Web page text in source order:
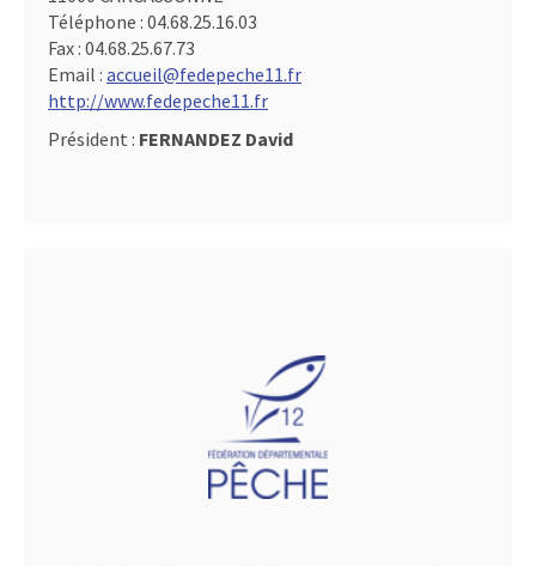
Téléphone : 04.68.25.16.03
Fax : 04.68.25.67.73
Email : accueil@fedepeche11.fr
http://www.fedepeche11.fr
Président : FERNANDEZ David